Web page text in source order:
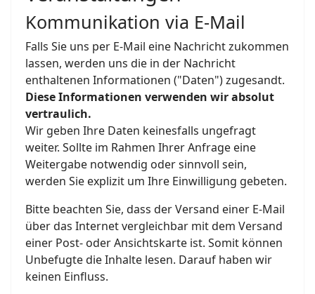
Kommunikation via E-Mail
Falls Sie uns per E-Mail eine Nachricht zukommen
lassen, werden uns die in der Nachricht
enthaltenen Informationen ("Daten") zugesandt.
Diese Informationen verwenden wir absolut
vertraulich.
Wir geben Ihre Daten keinesfalls ungefragt
weiter. Sollte im Rahmen Ihrer Anfrage eine
Weitergabe notwendig oder sinnvoll sein,
werden Sie explizit um Ihre Einwilligung gebeten.
Bitte beachten Sie, dass der Versand einer E-Mail
über das Internet vergleichbar mit dem Versand
einer Post- oder Ansichtskarte ist. Somit können
Unbefugte die Inhalte lesen. Darauf haben wir
keinen Einfluss.